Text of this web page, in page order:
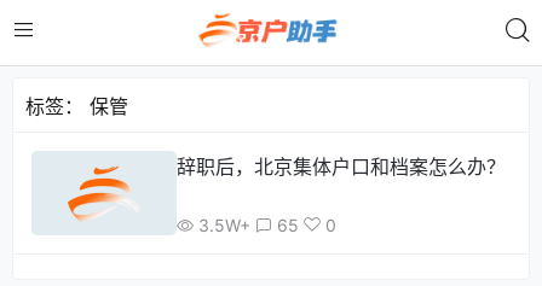
标签： 保管
辞职后，北京集体户口和档案怎么办？
3.5W+ 65 0